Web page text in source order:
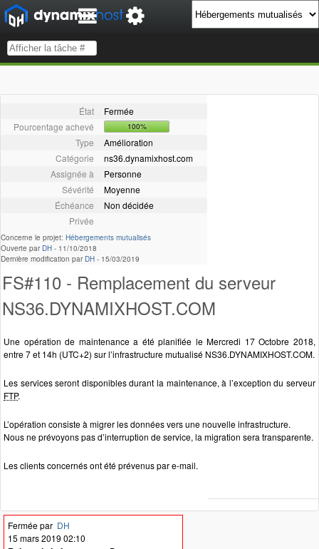
État
Fermée
Pourcentage achevé
100%
Type
Amélioration
Catégorie
ns36.dynamixhost.com
Assignée à
Personne
Sévérité
Moyenne
Échéance
Non décidée
Privée
Concerne le projet: Hébergements mutualisés
Ouverte parDH - 11/10/2018
Dernière modification parDH - 15/03/2019
FS#110 - Remplacement du serveur
NS36.DYNAMIXHOST.COM
Une opération de maintenance a été planifiée le Mercredi 17 Octobre 2018,
entre 7 et 14h (UTC+2) sur l’infrastructure mutualisé NS36.DYNAMIXHOST.COM.
Les services seront disponibles durant la maintenance, à l’exception du serveur
FTP.
L’opération consiste à migrer les données vers une nouvelle infrastructure.
Nous ne prévoyons pas d’interruption de service, la migration sera transparente.
Les clients concernés ont été prévenus par e-mail.
Fermée par DH
15 mars 2019 02:10